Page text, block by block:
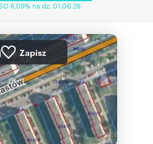
6,09% na dz. 01.06.26
Zapisz